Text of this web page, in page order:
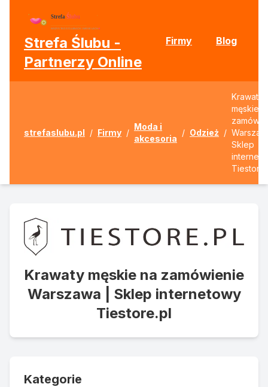
Strefa Ślubu -
Partnerzy Online
Firmy Blog
strefaslubu.pl / Firmy /
Moda i
akcesoria
/ Odzież /
Krawaty
męskie
Sklep
Krawaty męskie na zamówienie
Warszawa | Sklep internetowy
Tiestore.pl
Kategorie